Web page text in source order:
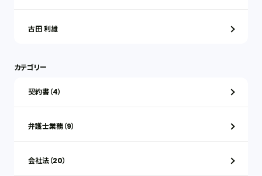
古田 利雄
カテゴリー
契約書（4）
弁護士業務（9）
会社法（20）